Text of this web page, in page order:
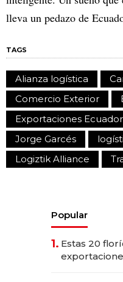
lleva un pedazo de
TAGS
Alianza logística
Comercio Exterior
Exportaciones Ecuador
Jorge Garcés
Logiztik Alliance
Popular
1. Estas 20